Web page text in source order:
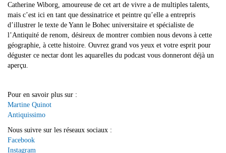
Catherine Wiborg, amoureuse de cet art de vivre a de multiples talents,
mais c’est ici en tant que dessinatrice et peintre qu’elle a entrepris
d’illustrer le texte de Yann le Bohec universitaire et spécialiste de
l’Antiquité de renom, désireux de montrer combien nous devons à cette
géographie, à cette histoire. Ouvrez grand vos yeux et votre esprit pour
déguster ce nectar dont les aquarelles du podcast vous donneront déjà un
aperçu.
Pour en savoir plus sur :
Martine Quinot
Antiquissimo
Nous suivre sur les réseaux sociaux :
Facebook
Instagram